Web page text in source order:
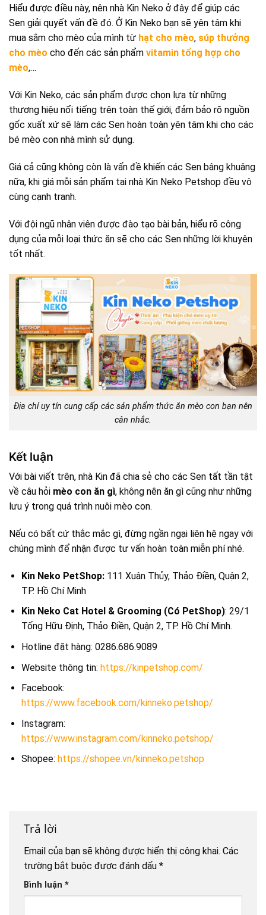
Hiểu được điều này, nên nhà Kin Neko ở đây để giúp các
Sen giải quyết vấn đề đó. Ở Kin Neko bạn sẽ yên tâm khi
mua sắm cho mèo của mình từ hạt cho mèo, súp thưởng
cho mèo cho đến các sản phẩm vitamin tổng hợp cho
mèo,…
Với Kin Neko, các sản phẩm được chọn lựa từ những
thương hiệu nổi tiếng trên toàn thế giới, đảm bảo rõ nguồn
gốc xuất xứ sẽ làm các Sen hoàn toàn yên tâm khi cho các
bé mèo con nhà mình sử dụng.
Giá cả cũng không còn là vấn đề khiến các Sen bâng khuâng
nữa, khi giá mỗi sản phẩm tại nhà Kin Neko Petshop đều vô
cùng cạnh tranh.
Với đội ngũ nhân viên được đào tạo bài bản, hiểu rõ công
dụng của mỗi loại thức ăn sẽ cho các Sen những lời khuyên
tốt nhất.
Địa chỉ uy tín cung cấp các sản phẩm thức ăn mèo con bạn nên
cân nhắc.
Kết luận
Với bài viết trên, nhà Kin đã chia sẻ cho các Sen tất tần tật
về câu hỏi mèo con ăn gì, không nên ăn gì cũng như những
lưu ý trong quá trình nuôi mèo con.
Nếu có bất cứ thắc mắc gì, đừng ngần ngại liên hệ ngay với
chúng mình để nhận được tư vấn hoàn toàn miễn phí nhé.
Kin Neko PetShop:111 Xuân Thủy, Thảo Điền, Quận 2,
TP. Hồ Chí Minh
Kin Neko Cat Hotel & Grooming (Có PetShop): 29/1
Tống Hữu Định, Thảo Điền, Quận 2, TP. Hồ Chí Minh.
Hotline đặt hàng: 0286.686.9089
Website thông tin: https://kinpetshop.com/
Facebook:
https://www.facebook.com/kinneko.petshop/
Instagram:
https://www.instagram.com/kinneko.petshop/
Shopee: https://shopee.vn/kinneko.petshop
Trả lời
Email của bạn sẽ không được hiển thị công khai. Các
trường bắt buộc được đánh dấu *
Bình luận *